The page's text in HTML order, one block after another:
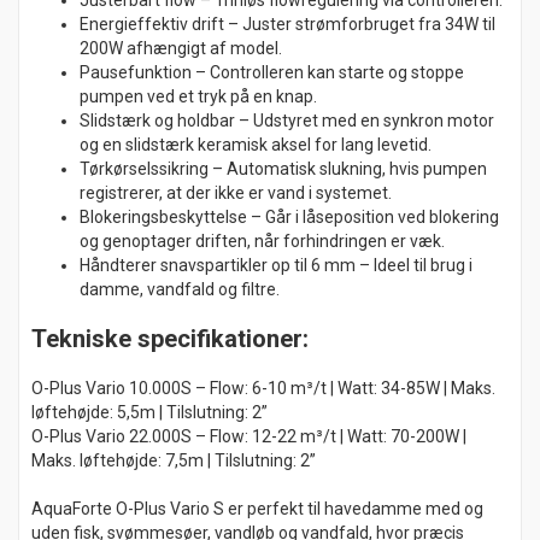
Energieffektiv drift – Juster strømforbruget fra 34W til
200W afhængigt af model.
Pausefunktion – Controlleren kan starte og stoppe
pumpen ved et tryk på en knap.
Slidstærk og holdbar – Udstyret med en synkron motor
og en slidstærk keramisk aksel for lang levetid.
Tørkørselssikring – Automatisk slukning, hvis pumpen
registrerer, at der ikke er vand i systemet.
Blokeringsbeskyttelse – Går i låseposition ved blokering
og genoptager driften, når forhindringen er væk.
Håndterer snavspartikler op til 6 mm – Ideel til brug i
damme, vandfald og filtre.
Tekniske specifikationer:
O-Plus Vario 10.000S – Flow: 6-10 m³/t | Watt: 34-85W | Maks.
løftehøjde: 5,5m | Tilslutning: 2”
O-Plus Vario 22.000S – Flow: 12-22 m³/t | Watt: 70-200W |
Maks. løftehøjde: 7,5m | Tilslutning: 2”
AquaForte O-Plus Vario S er perfekt til havedamme med og
uden fisk, svømmesøer, vandløb og vandfald, hvor præcis